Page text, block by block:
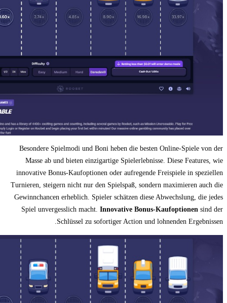
Besondere Spielmodi und Boni heben die
Masse ab und bieten einzigartige
innovative Bonus-Kaufoptionen oder
Turnieren, steigern nicht nur den Spielspaß,
Gewinnchancen erheblich. Spieler schätzen
Spiel unvergesslich macht.Innovative
Schlüssel zu sofortiger